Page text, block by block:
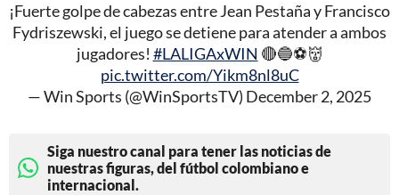
¡Fuerte golpe de cabezas entre Jean Pestaña y Francisco
Fydriszewski, el juego se detiene para atender a ambos
jugadores! #LALIGAxWIN 🔴🔵⚽👹
pic.twitter.com/Yikm8nl8uC
— Win Sports (@WinSportsTV) December 2, 2025
Siga nuestro canal para tener las noticias de
nuestras figuras, del fútbol colombiano e
internacional.